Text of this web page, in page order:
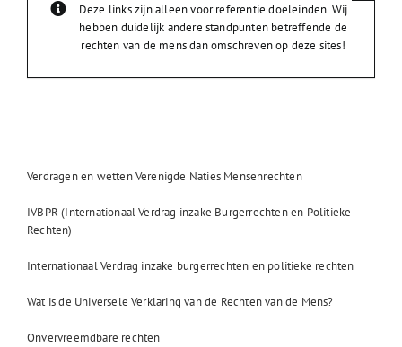
Deze links zijn alleen voor referentie doeleinden. Wij
hebben duidelijk andere standpunten betreffende de
rechten van de mens dan omschreven op deze sites!
Verdragen en wetten Verenigde Naties Mensenrechten
IVBPR (Internationaal Verdrag inzake Burgerrechten en Politieke
Rechten)
Internationaal Verdrag inzake burgerrechten en politieke rechten
Wat is de Universele Verklaring van de Rechten van de Mens?
Onvervreemdbare rechten